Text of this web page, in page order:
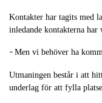
Kontakter har tagits med
inledande kontakterna har
– Men vi behöver ha
Utmaningen består i att
underlag för att fylla